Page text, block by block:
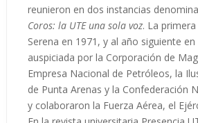
reunieron en dos instancias
Coros: la UTE una sola voz. La
Serena en 1971, y al año siguiente
auspiciada por la Corporación de
Empresa Nacional de Petróleos, la
de Punta Arenas y la Confederación
y colaboraron la Fuerza Aérea, el